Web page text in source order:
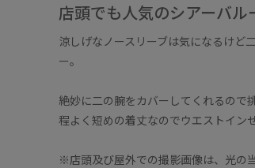
店頭でも人気のシアーバル
涼しげなノースリーブは気になるけど
ー。
絶妙に二の腕をカバーしてくれるので
程よく短めの着丈なのでウエストイン
※店頭及び屋外での撮影画像は、光の